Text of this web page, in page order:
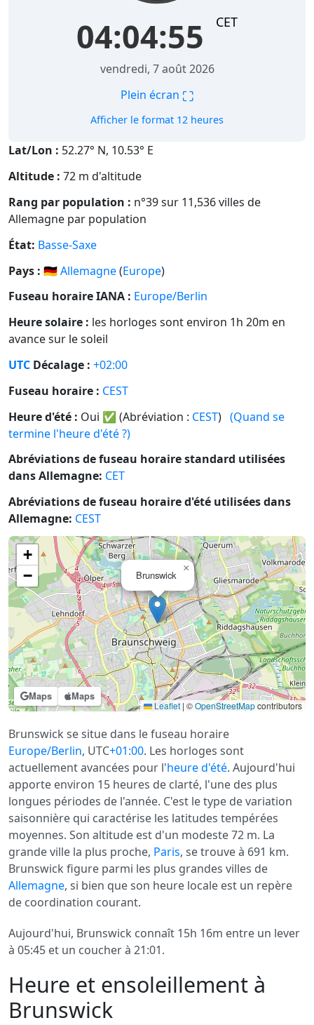
04:04:56 CET
vendredi, 7 août 2026
Plein écran ⛶
Afficher le format 12 heures
Lat/Lon : 52.27° N, 10.53° E
Altitude : 72 m d'altitude
Rang par population : n°39 sur 11,536 villes de
Allemagne par population
État: Basse-Saxe
Pays : 🇩🇪Allemagne(Europe)
Fuseau horaire IANA : Europe/Berlin
Heure solaire : les horloges sont environ 1h 20m en
avance sur le soleil
UTC Décalage : +02:00
Fuseau horaire : CEST
Heure d'été : Oui ✅ (Abréviation : CEST) (Quand se
termine l'heure d'été ?)
Abréviations de fuseau horaire standard utilisées
dans Allemagne: CET
Abréviations de fuseau horaire d'été utilisées dans
Allemagne: CEST
Maps Maps
Brunswick
×
+
−
Leaflet | ©OpenStreetMapcontributors
Brunswick se situe dans le fuseau horaire
Europe/Berlin, UTC+01:00. Les horloges sont
actuellement avancées pour l'heure d'été. Aujourd'hui
apporte environ 15 heures de clarté, l'une des plus
longues périodes de l'année. C'est le type de variation
saisonnière qui caractérise les latitudes tempérées
moyennes. Son altitude est d'un modeste 72 m. La
grande ville la plus proche, Paris, se trouve à 691 km.
Brunswick figure parmi les plus grandes villes de
Allemagne, si bien que son heure locale est un repère
de coordination courant.
Aujourd'hui, Brunswick connaît 15h 16m entre un lever
à 05:45 et un coucher à 21:01.
Heure et ensoleillement à
Brunswick